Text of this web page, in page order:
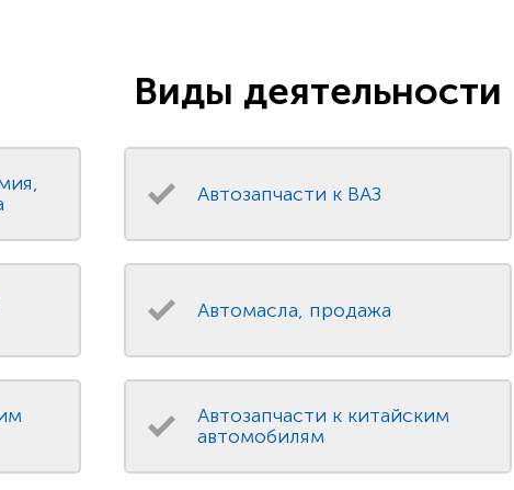
Виды деятельности
Автозапчасти к ВАЗ
Автомасла, продажа
Автозапчасти к китайским
автомобилям